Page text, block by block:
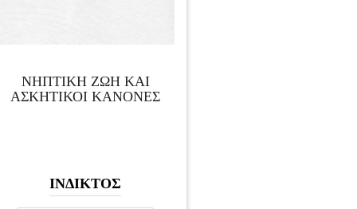
ΝΗΠΤΙΚΗ ΖΩΗ ΚΑΙ
ΑΣΚΗΤΙΚΟΙ ΚΑΝΟΝΕΣ
ΙΝΔΙΚΤΟΣ